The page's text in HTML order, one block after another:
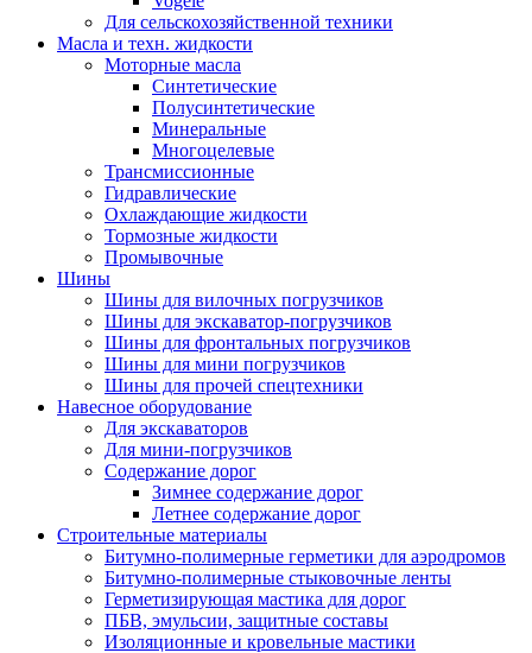
Для сельскохозяйственной техники
Масла и техн. жидкости
Моторные масла
Синтетические
Полусинтетические
Минеральные
Многоцелевые
Трансмиссионные
Гидравлические
Охлаждающие жидкости
Тормозные жидкости
Промывочные
Шины
Шины для вилочных погрузчиков
Шины для экскаватор-погрузчиков
Шины для фронтальных погрузчиков
Шины для мини погрузчиков
Шины для прочей спецтехники
Навесное оборудование
Для экскаваторов
Для мини-погрузчиков
Содержание дорог
Зимнее содержание дорог
Летнее содержание дорог
Строительные материалы
Битумно-полимерные герметики для аэродромов
Битумно-полимерные стыковочные ленты
Герметизирующая мастика для дорог
ПБВ, эмульсии, защитные составы
Изоляционные и кровельные мастики